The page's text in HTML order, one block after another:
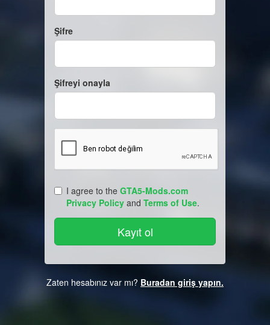
Şifre
Şifreyi onayla
I agree to the GTA5-Mods.com
Privacy Policy and Terms of Use.
Zaten hesabınız var mı? Buradan giriş yapın.